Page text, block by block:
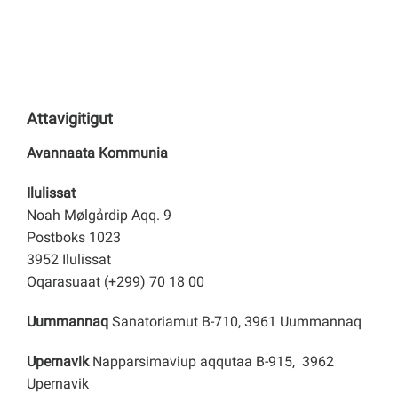
Attavigitigut
Avannaata Kommunia
Ilulissat
Noah Mølgårdip Aqq. 9
Postboks 1023
3952 Ilulissat
Oqarasuaat (+299) 70 18 00
Uummannaq Sanatoriamut B-710, 3961 Uummannaq
Upernavik Napparsimaviup aqqutaa B-915, 3962
Upernavik